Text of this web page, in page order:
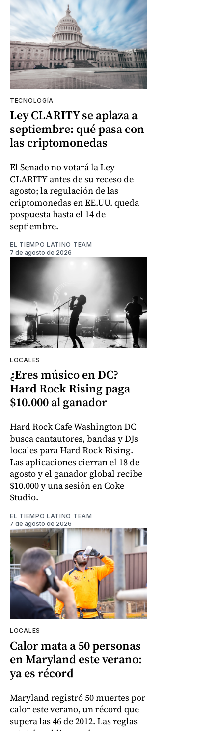
TECNOLOGÍA
Ley CLARITY se aplaza a
septiembre: qué pasa con
las criptomonedas
El Senado no votará la Ley
CLARITY antes de su receso de
agosto; la regulación de las
criptomonedas en EE.UU. queda
pospuesta hasta el 14 de
septiembre.
EL TIEMPO LATINO TEAM
7 de agosto de 2026
LOCALES
¿Eres músico en DC?
Hard Rock Rising paga
$10.000 al ganador
Hard Rock Cafe Washington DC
busca cantautores, bandas y DJs
locales para Hard Rock Rising.
Las aplicaciones cierran el 18 de
agosto y el ganador global recibe
$10.000 y una sesión en Coke
Studio.
EL TIEMPO LATINO TEAM
7 de agosto de 2026
LOCALES
Calor mata a 50 personas
en Maryland este verano:
ya es récord
Maryland registró 50 muertes por
calor este verano, un récord que
supera las 46 de 2012. Las reglas